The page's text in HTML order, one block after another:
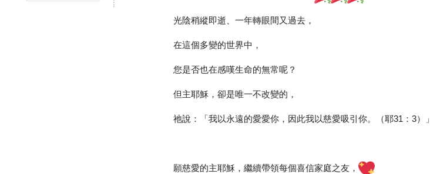
光陰稍縱即逝、一年轉眼間又過去，
在這個多變的世界中，
您是否也在感嘆生命的無常呢？
但主耶穌，卻是唯一不改變的，
祂說：「我以永遠的愛愛你，因此我以慈愛吸引你。（耶31：3）」
願慈愛的主耶穌，繼續帶領每個喜信家庭之友，